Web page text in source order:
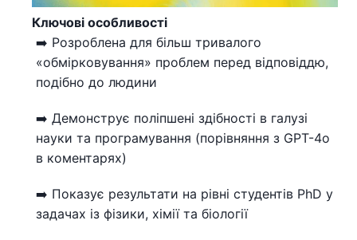
Ключові особливості
➡️ Розроблена для більш тривалого
«обмірковування» проблем перед відповіддю,
подібно до людини
➡️ Демонструє поліпшені здібності в галузі
науки та програмування (порівняння з GPT-4o
в коментарях)
➡️ Показує результати на рівні студентів PhD у
задачах із фізики, хімії та біології